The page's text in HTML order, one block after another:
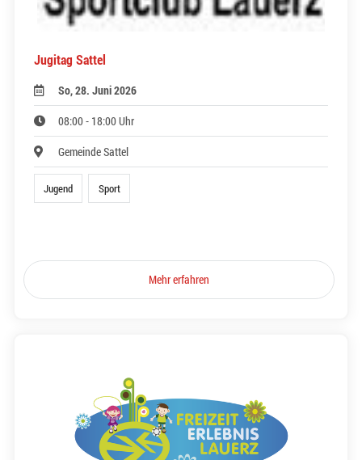
Jugitag Sattel
So, 28. Juni 2026
08:00 - 18:00 Uhr
Gemeinde Sattel
Jugend Sport
Mehr erfahren